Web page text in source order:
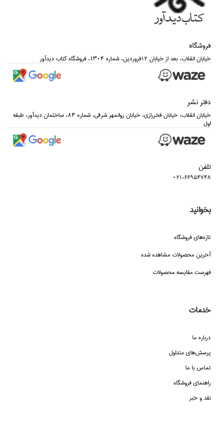
فروشگاه
خيابان انقلاب، بعد از خيابان 12فروردين، شماره 1304، فروشگاه كتاب ديدآور
دفتر نشر
خيابان انقلاب، خيابان فخررازي، خيابان روانمهر شرقي، شماره 84، ساختمان ديدآور، طبقه
اول
تلفن
021-66954748
بخوانید
تازه‌هاي فروشگاه
آخرین محصولات مشاهده شده
فهرست مقایسه محصولات
خدمات
درباره ما
پرسش‌هاي متداول
تماس با ما
راهنماي فروشگاه
نقد و خبر